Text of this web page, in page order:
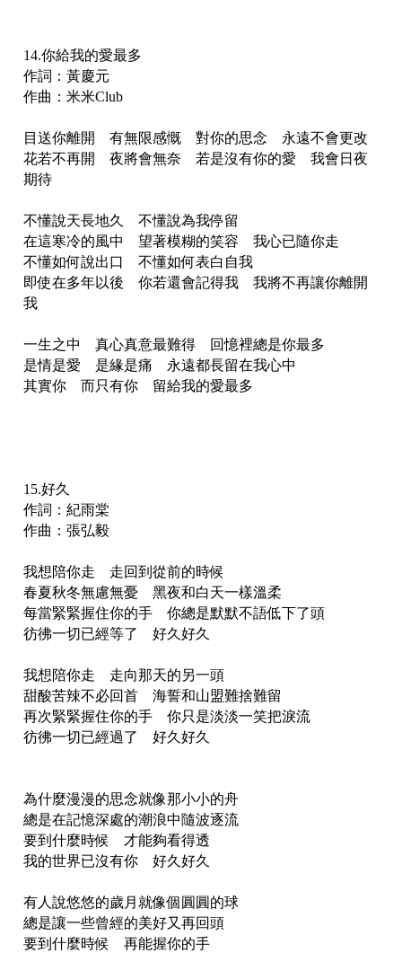
14.你給我的愛最多
作詞：黃慶元
作曲：米米Club
目送你離開 有無限感慨 對你的思念 永遠不會更改
花若不再開 夜將會無奈 若是沒有你的愛 我會日夜
期待
不懂說天長地久 不懂說為我停留
在這寒冷的風中 望著模糊的笑容 我心已隨你走
不懂如何說出口 不懂如何表白自我
即使在多年以後 你若還會記得我 我將不再讓你離開
我
一生之中 真心真意最難得 回憶裡總是你最多
是情是愛 是緣是痛 永遠都長留在我心中
其實你 而只有你 留給我的愛最多
15.好久
作詞：紀雨棠
作曲：張弘毅
我想陪你走 走回到從前的時候
春夏秋冬無慮無憂 黑夜和白天一樣溫柔
每當緊緊握住你的手 你總是默默不語低下了頭
彷彿一切已經等了 好久好久
我想陪你走 走向那天的另一頭
甜酸苦辣不必回首 海誓和山盟難捨難留
再次緊緊握住你的手 你只是淡淡一笑把淚流
彷彿一切已經過了 好久好久
為什麼漫漫的思念就像那小小的舟
總是在記憶深處的潮浪中隨波逐流
要到什麼時候 才能夠看得透
我的世界已沒有你 好久好久
有人說悠悠的歲月就像個圓圓的球
總是讓一些曾經的美好又再回頭
要到什麼時候 再能握你的手